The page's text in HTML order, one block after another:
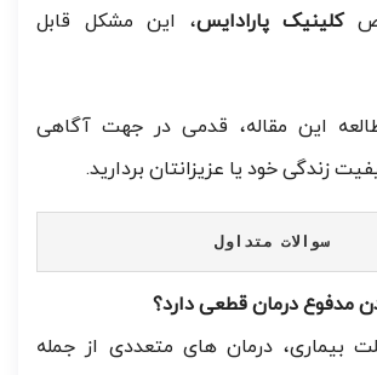
کلینیک پارادایس، این مشکل قابل
این مقاله، قدمی در جهت آگاهی
زندگی خود یا عزیزانتان بردارید.
سوالات متداول
مدفوع درمان قطعی دارد؟
بیماری، درمان های متعددی از جمله